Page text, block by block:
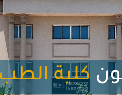
كلية